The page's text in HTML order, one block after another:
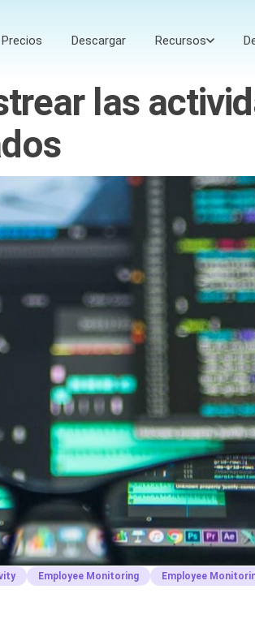
Precios Descargar Recursos
las
Employee Monitoring Employee